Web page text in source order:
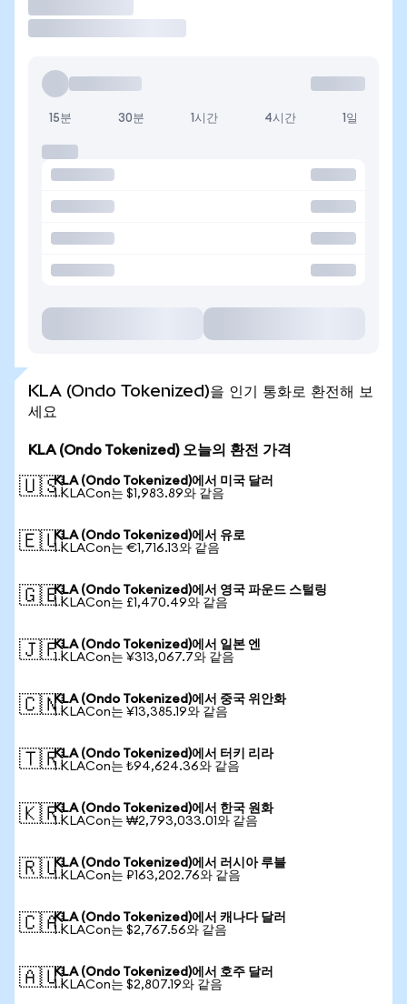
15분 30분 1시간 4시간 1일
KLA (Ondo Tokenized)을 인기 통화로 환전해 보
세요
KLA (Ondo Tokenized) 오늘의 환전 가격
🇺🇸KLA (Ondo Tokenized)에서 미국 달러
1 KLACon는 $1,983.89와 같음
🇪🇺KLA (Ondo Tokenized)에서 유로
1 KLACon는 €1,716.13와 같음
🇬🇧KLA (Ondo Tokenized)에서 영국 파운드 스털링
1 KLACon는 £1,470.49와 같음
🇯🇵KLA (Ondo Tokenized)에서 일본 엔
1 KLACon는 ¥313,067.7와 같음
🇨🇳KLA (Ondo Tokenized)에서 중국 위안화
1 KLACon는 ¥13,385.19와 같음
🇹🇷KLA (Ondo Tokenized)에서 터키 리라
1 KLACon는 ₺94,624.36와 같음
🇰🇷KLA (Ondo Tokenized)에서 한국 원화
1 KLACon는 ₩2,793,033.01와 같음
🇷🇺KLA (Ondo Tokenized)에서 러시아 루블
1 KLACon는 ₽163,202.76와 같음
🇨🇦KLA (Ondo Tokenized)에서 캐나다 달러
1 KLACon는 $2,767.56와 같음
🇦🇺KLA (Ondo Tokenized)에서 호주 달러
1 KLACon는 $2,807.19와 같음